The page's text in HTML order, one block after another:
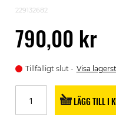
229132682
790,00 kr
Tillfälligt slut Visa
LÄGG TILL I